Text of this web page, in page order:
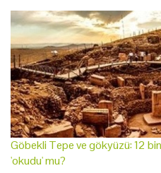
Göbekli Tepe ve gökyüzü: 12 bin
'okudu' mu?